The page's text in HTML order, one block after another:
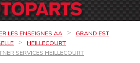
LES ENSEIGNES AA
GRAND EST
HEILLECOURT
SERVICES HEILLECOURT